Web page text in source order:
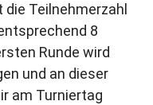
Teilnehmerzahl
8
Runde wird
und an dieser
am Turniertag